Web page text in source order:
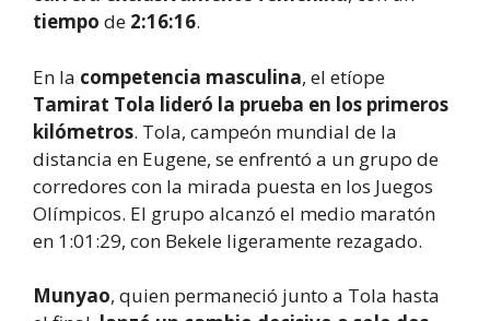
tiempo de 2:16:16.
En la competencia masculina, el etíope
Tamirat Tola lideró la prueba en los primeros
kilómetros. Tola, campeón mundial de la
distancia en Eugene, se enfrentó a un grupo de
corredores con la mirada puesta en los Juegos
Olímpicos. El grupo alcanzó el medio maratón
en 1:01:29, con Bekele ligeramente rezagado.
Munyao, quien permaneció junto a Tola hasta